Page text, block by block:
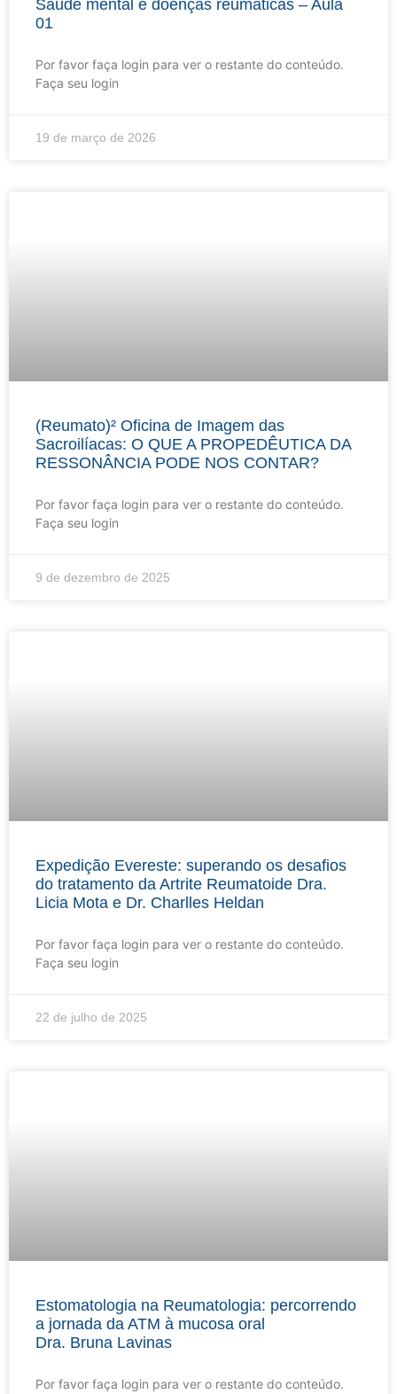
Saúde mental e doenças reumáticas – Aula
01
Por favor faça login para ver o restante do conteúdo.
Faça seu login
19 de março de 2026
(Reumato)² Oficina de Imagem das
Sacroilíacas: O QUE A PROPEDÊUTICA DA
RESSONÂNCIA PODE NOS CONTAR?
Por favor faça login para ver o restante do conteúdo.
Faça seu login
9 de dezembro de 2025
Expedição Evereste: superando os desafios
do tratamento da Artrite Reumatoide Dra.
Licia Mota e Dr. Charlles Heldan
Por favor faça login para ver o restante do conteúdo.
Faça seu login
22 de julho de 2025
Estomatologia na Reumatologia: percorrendo
a jornada da ATM à mucosa oral
Dra. Bruna Lavinas
Por favor faça login para ver o restante do conteúdo.